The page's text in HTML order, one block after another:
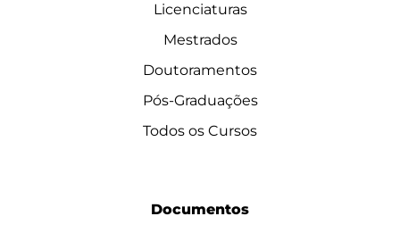
Licenciaturas
Mestrados
Doutoramentos
Pós-Graduações
Todos os Cursos
Documentos